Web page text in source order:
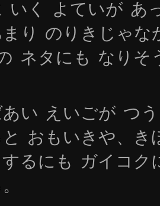
いく よていが あ
り のりきじゃな
ネタにも なりそ
い えいごが つ
おもいきや、
るにも ガイコク